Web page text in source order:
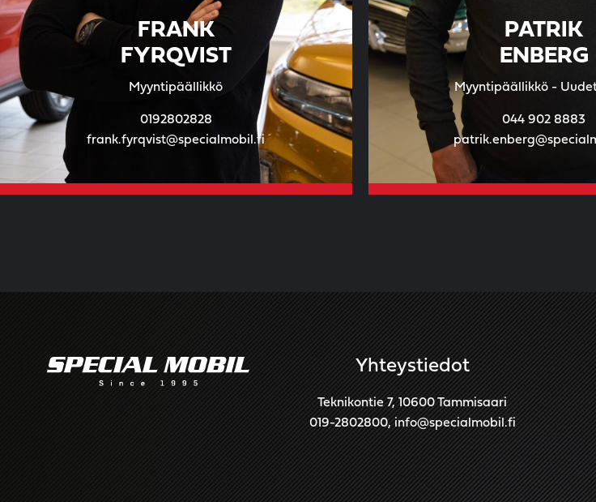
FRANK
FYRQVIST
Myyntipäällikkö
0192802828
frank.fyrqvist@specialmobil.fi
PATRIK
ENBERG
Myyntipäällikkö -
044 902 8883
Yhteystiedot
Teknikontie 7, 10600 Tammisaari
019-2802800,info@specialmobil.fi